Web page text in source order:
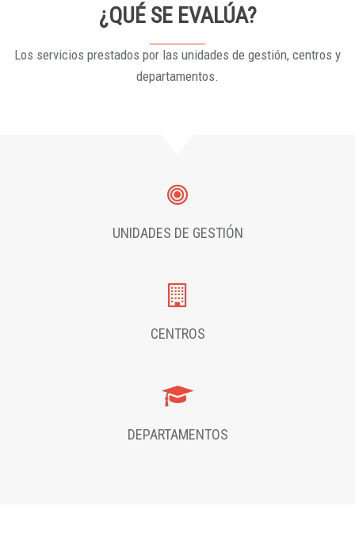
¿QUÉ SE EVALÚA?
Los servicios prestados por las unidades de gestión, centros y
departamentos.
UNIDADES DE GESTIÓN
CENTROS
DEPARTAMENTOS